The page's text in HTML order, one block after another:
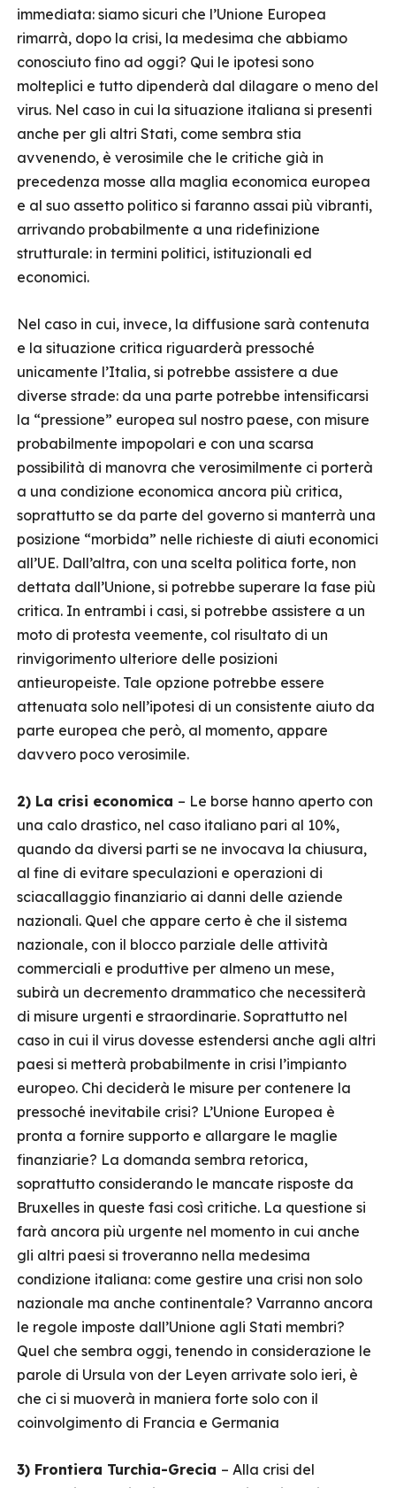
immediata: siamo sicuri che l’Unione Europea
rimarrà, dopo la crisi, la medesima che abbiamo
conosciuto fino ad oggi? Qui le ipotesi sono
molteplici e tutto dipenderà dal dilagare o meno del
virus. Nel caso in cui la situazione italiana si presenti
anche per gli altri Stati, come sembra stia
avvenendo, è verosimile che le critiche già in
precedenza mosse alla maglia economica europea
e al suo assetto politico si faranno assai più vibranti,
arrivando probabilmente a una ridefinizione
strutturale: in termini politici, istituzionali ed
economici.
Nel caso in cui, invece, la diffusione sarà contenuta
e la situazione critica riguarderà pressoché
unicamente l’Italia, si potrebbe assistere a due
diverse strade: da una parte potrebbe intensificarsi
la “pressione” europea sul nostro paese, con misure
probabilmente impopolari e con una scarsa
possibilità di manovra che verosimilmente ci porterà
a una condizione economica ancora più critica,
soprattutto se da parte del governo si manterrà una
posizione “morbida” nelle richieste di aiuti economici
all’UE. Dall’altra, con una scelta politica forte, non
dettata dall’Unione, si potrebbe superare la fase più
critica. In entrambi i casi, si potrebbe assistere a un
moto di protesta veemente, col risultato di un
rinvigorimento ulteriore delle posizioni
antieuropeiste. Tale opzione potrebbe essere
attenuata solo nell’ipotesi di un consistente aiuto da
parte europea che però, al momento, appare
davvero poco verosimile.
2) La crisi economica – Le borse hanno aperto con
una calo drastico, nel caso italiano pari al 10%,
quando da diversi parti se ne invocava la chiusura,
al fine di evitare speculazioni e operazioni di
sciacallaggio finanziario ai danni delle aziende
nazionali. Quel che appare certo è che il sistema
nazionale, con il blocco parziale delle attività
commerciali e produttive per almeno un mese,
subirà un decremento drammatico che necessiterà
di misure urgenti e straordinarie. Soprattutto nel
caso in cui il virus dovesse estendersi anche agli altri
paesi si metterà probabilmente in crisi l’impianto
europeo. Chi deciderà le misure per contenere la
pressoché inevitabile crisi? L’Unione Europea è
pronta a fornire supporto e allargare le maglie
finanziarie? La domanda sembra retorica,
soprattutto considerando le mancate risposte da
Bruxelles in queste fasi così critiche. La questione si
farà ancora più urgente nel momento in cui anche
gli altri paesi si troveranno nella medesima
condizione italiana: come gestire una crisi non solo
nazionale ma anche continentale? Varranno ancora
le regole imposte dall’Unione agli Stati membri?
Quel che sembra oggi, tenendo in considerazione le
parole di Ursula von der Leyen arrivate solo ieri, è
che ci si muoverà in maniera forte solo con il
coinvolgimento di Francia e Germania
3) Frontiera Turchia-Grecia – Alla crisi del